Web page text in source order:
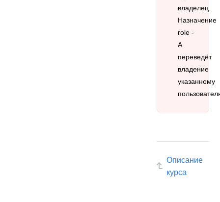
владелец.
Назначение
role -
A
переведёт
владение
указанному
Описание
курса